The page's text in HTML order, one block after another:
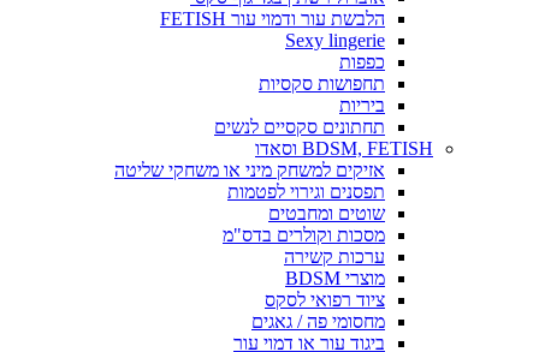
הלבשת עור ודמוי עור FETISH
Sexy lingerie
כפפות
תחפושות סקסיות
ביריות
תחתונים סקסיים לנשים
BDSM, FETISH וסאדו
אזיקים למשחק מיני או משחקי שליטה
תפסנים וגירוי לפטמות
שוטים ומחבטים
מסכות וקולרים בדס"מ
ערכות קשירה
מוצרי BDSM
ציוד רפואי לסקס
מחסומי פה / גאגים
ביגוד עור או דמוי עור